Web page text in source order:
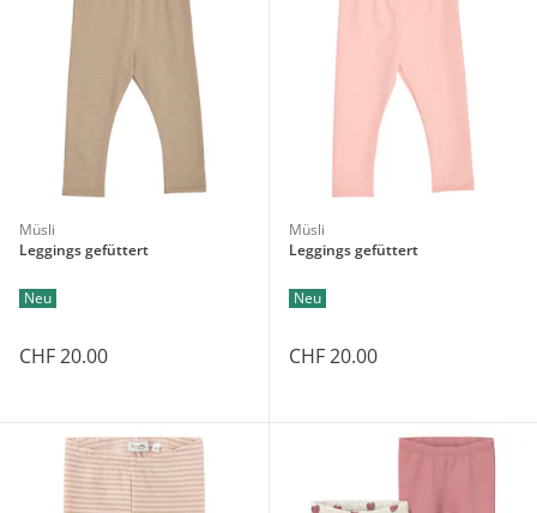
Müsli
Leggings gefüttert
Neu
CHF 20.00
Müsli
Leggings gefüttert
Neu
CHF 20.00